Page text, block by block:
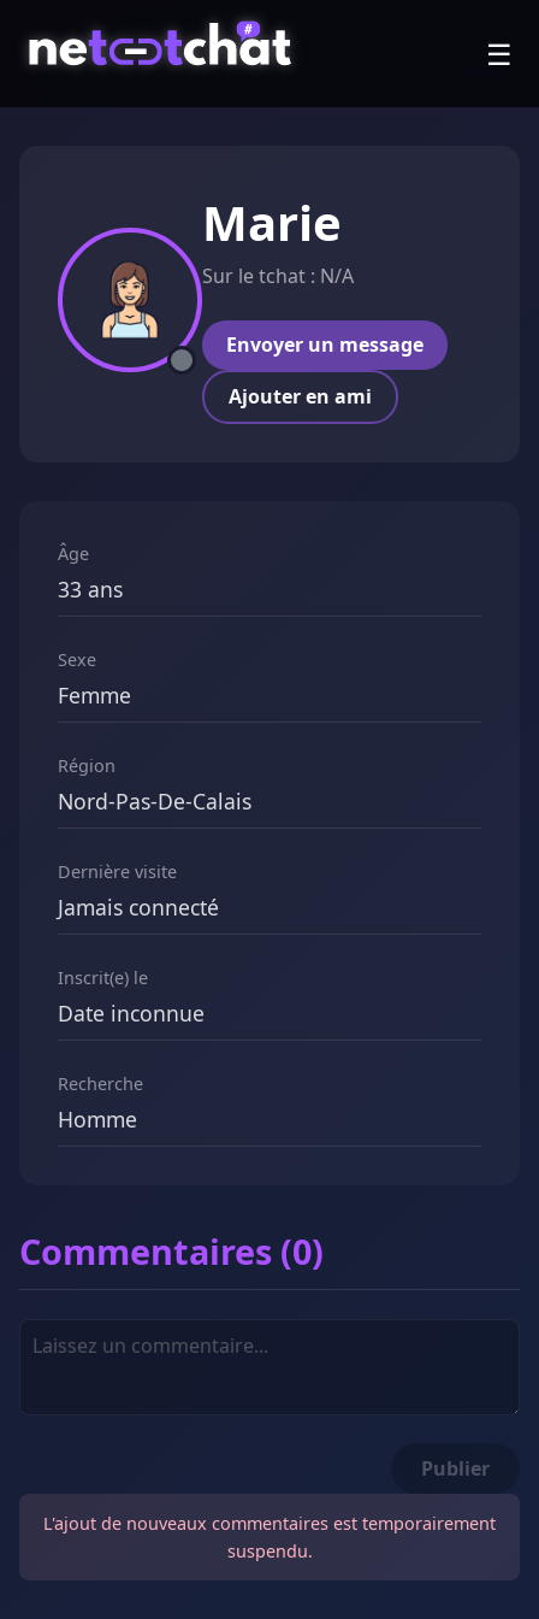
☰
Marie
Sur le tchat : N/A
Envoyer un message
Ajouter en ami
Âge
33 ans
Sexe
Femme
Région
Nord-Pas-De-Calais
Dernière visite
Jamais connecté
Inscrit(e) le
Date inconnue
Recherche
Homme
Commentaires (0)
Publier
L'ajout de nouveaux commentaires est temporairement
suspendu.